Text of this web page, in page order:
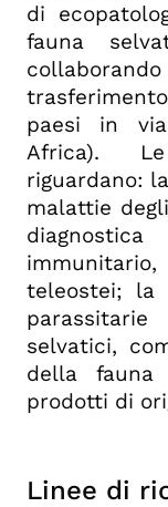
di
fauna
paesi in
Africa).
riguardano:
malattie
teleostei; la
selvatici,
della
prodotti di
Linee di